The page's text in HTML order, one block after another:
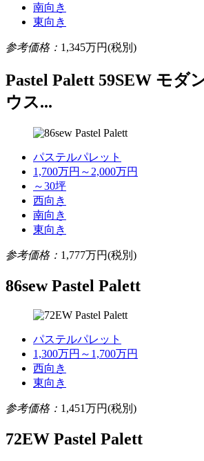
南向き
東向き
参考価格： 1,345万円(税別)
Pastel Palett 59SEW モダ
ウス...
パステルパレット
1,700万円～2,000万円
～30坪
西向き
南向き
東向き
参考価格： 1,777万円(税別)
86sew Pastel Palett
パステルパレット
1,300万円～1,700万円
西向き
東向き
参考価格： 1,451万円(税別)
72EW Pastel Palett